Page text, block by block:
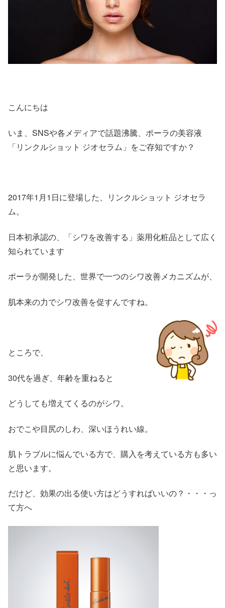
こんにちは
いま、SNSや各メディアで話題沸騰、ポーラの美容液
「リンクルショット ジオセラム」をご存知ですか？
2017年1月1日に登場した、リンクルショット ジオセラ
ム。
日本初承認の、「シワを改善する」薬用化粧品として広く
知られています
ポーラが開発した、世界で一つのシワ改善メカニズムが、
肌本来の力でシワ改善を促すんですね。
ところで、
30代を過ぎ、年齢を重ねると
どうしても増えてくるのがシワ。
おでこや目尻のしわ、深いほうれい線。
肌トラブルに悩んでいる方で、購入を考えている方も多い
と思います。
だけど、効果の出る使い方はどうすればいいの？・・・っ
て方へ